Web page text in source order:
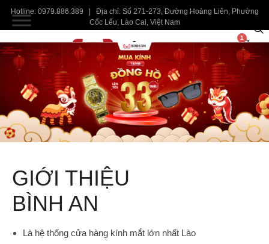
Hotline: 0979.886.389 | Địa chỉ: Số 271-273, Đường Hoàng Liên, Phường
Cốc Lếu, Lào Cai, Việt Nam
1
GIỚI THIỆU
BÌNH AN
Là hệ thống cửa hàng kính mắt lớn nhất Lào